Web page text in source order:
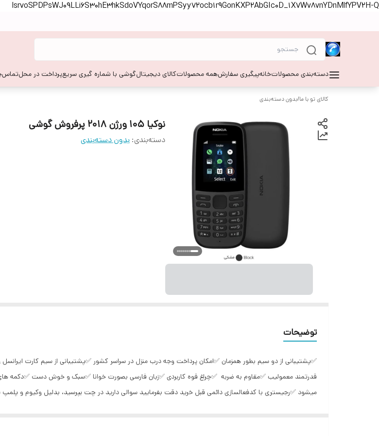
lsrvoSPDPsWJ09LLi6S30hE3hkSdoVYqorS88mPSyy72ocb1r9GonKXP2AbGIc0D_1X7Wv8vnYDnMlfYPV2H-Q
دسته‌بندی محصولاتخانهپیگیری سفارشهمه محصولاتکالای دیجیتالگوشی با شماره گیری سریعپرداخت در محلتماس
کالای تو با ما/بدون دسته‌بندی
نوکیا 105 ورژن 2018 پرفروش گوشی
دسته‌بندی: بدون دسته‌بندی
توضیحات
✅پشتیبانی از دو سیم بطور همزمان ✅امکان پرداخت وجه درب منزل در سراسر کشور ✅پشتیبانی از سیم کارت
قدرتمند معمولیب ✅مقاوم به ضربه ✅چراغ قوه کاربردی ✅زبان فارسی بصورت خوانا ✅سبک و خوش دست ✅دکمه
میشود ✅رجیستری با کدفعالسازی دائمی قبل خرید دقت بفرمایید سوالی دارید در چت بپرسید، بدلیل وکیوم و پلمپ